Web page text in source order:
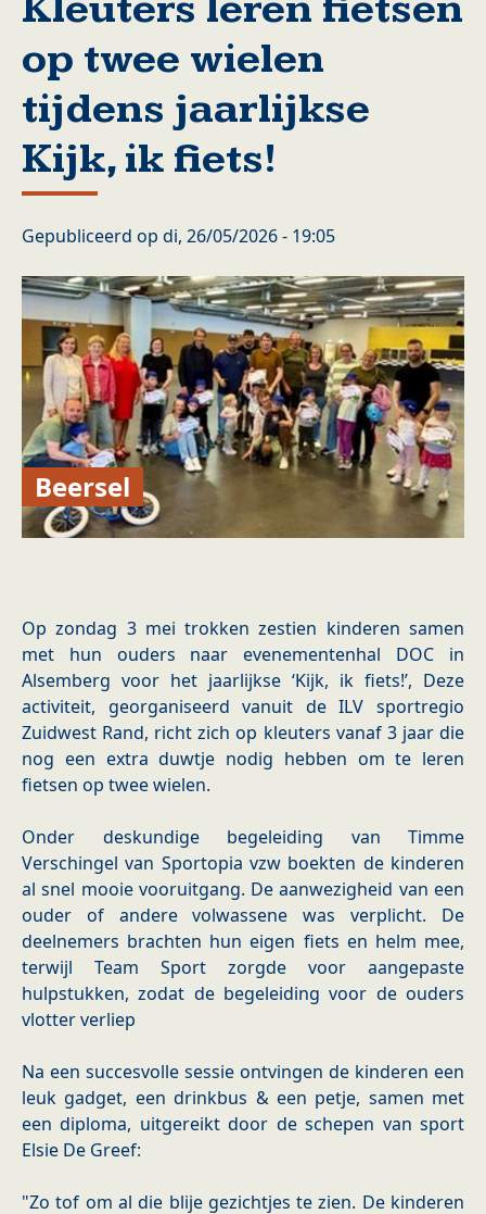
op twee wielen
tijdens jaarlijkse
Kijk, ik fiets!
Gepubliceerd op di, 26/05/2026 - 19:05
Beersel
Op zondag 3 mei trokken zestien kinderen samen
met hun ouders naar evenementenhal DOC in
Alsemberg voor het jaarlijkse ‘Kijk, ik fiets!’, Deze
activiteit, georganiseerd vanuit de ILV sportregio
Zuidwest Rand, richt zich op kleuters vanaf 3 jaar die
nog een extra duwtje nodig hebben om te leren
fietsen op twee wielen.
Onder deskundige begeleiding van Timme
Verschingel van Sportopia vzw boekten de kinderen
al snel mooie vooruitgang. De aanwezigheid van een
ouder of andere volwassene was verplicht. De
deelnemers brachten hun eigen fiets en helm mee,
terwijl Team Sport zorgde voor aangepaste
hulpstukken, zodat de begeleiding voor de ouders
vlotter verliep
Na een succesvolle sessie ontvingen de kinderen een
leuk gadget, een drinkbus & een petje, samen met
een diploma, uitgereikt door de schepen van sport
Elsie De Greef:
"Zo tof om al die blije gezichtjes te zien. De kinderen